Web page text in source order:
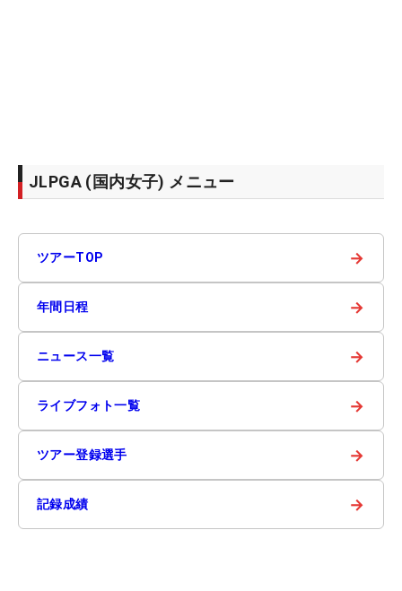
JLPGA (国内女子) メニュー
ツアーTOP →
年間日程 →
ニュース一覧 →
ライブフォト一覧 →
ツアー登録選手 →
記録成績 →